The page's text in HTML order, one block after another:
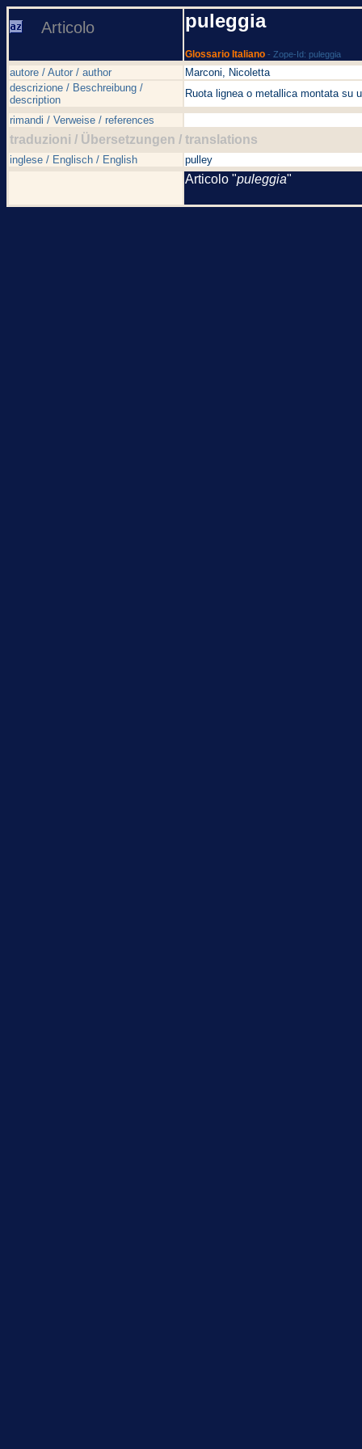
Articolo puleggia
Glossario Italiano - Zope-Id: puleggia
autore / Autor / author
Marconi, Nicoletta
descrizione / Beschreibung /
description
Ruota lignea o metallica montata su
rimandi / Verweise / references
traduzioni / Übersetzungen / translations
inglese / Englisch / English pulley
Articolo "puleggia"